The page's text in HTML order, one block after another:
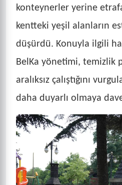
konteynerler yerine
kentteki yeşil alanların
düşürdü. Konuyla ilgili
BelKa yönetimi, temizlik
aralıksız çalıştığını
daha duyarlı olmaya